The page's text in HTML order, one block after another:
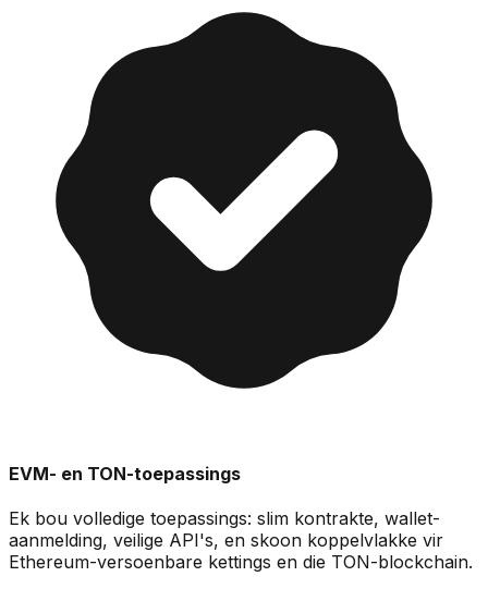
EVM- en TON-toepassings
Ek bou volledige toepassings: slim kontrakte, wallet-
aanmelding, veilige API's, en skoon koppelvlakke vir
Ethereum-versoenbare kettings en die TON-blockchain.